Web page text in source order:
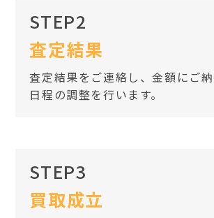
STEP2
査定結果
査定結果をご連絡し、金額にご
日程の調整を行います。
STEP3
買取成立